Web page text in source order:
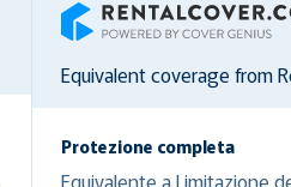
RentalCover
Equivalent coverage from
Protezione completa
Equivalente a Limitazione